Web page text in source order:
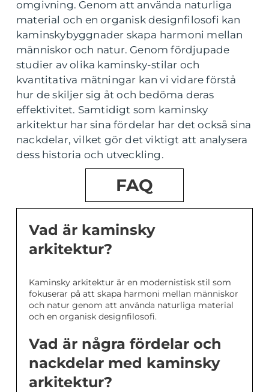
omgivning. Genom att använda naturliga
material och en organisk designfilosofi kan
kaminskybyggnader skapa harmoni mellan
människor och natur. Genom fördjupade
studier av olika kaminsky-stilar och
kvantitativa mätningar kan vi vidare förstå
hur de skiljer sig åt och bedöma deras
effektivitet. Samtidigt som kaminsky
arkitektur har sina fördelar har det också sina
nackdelar, vilket gör det viktigt att analysera
dess historia och utveckling.
FAQ
Vad är kaminsky
arkitektur?
Kaminsky arkitektur är en modernistisk stil som
fokuserar på att skapa harmoni mellan människor
och natur genom att använda naturliga material
och en organisk designfilosofi.
Vad är några fördelar och
nackdelar med kaminsky
arkitektur?